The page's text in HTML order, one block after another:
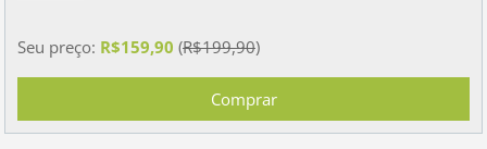
Seu preço: R$159,90 (R$199,90)